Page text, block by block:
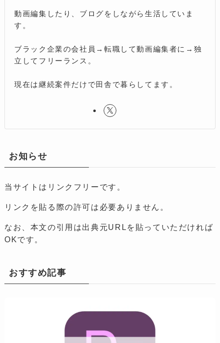
動画編集したり、ブログをしながら生活していま
す。
ブラック企業の会社員→転職して動画編集者に→独
立してフリーランス。
現在は継続案件だけで田舎で暮らしてます。
お知らせ
当サイトはリンクフリーです。
リンクを貼る際の許可は必要ありません。
なお、本文の引用は出典元URLを貼っていただければ
OKです。
おすすめ記事